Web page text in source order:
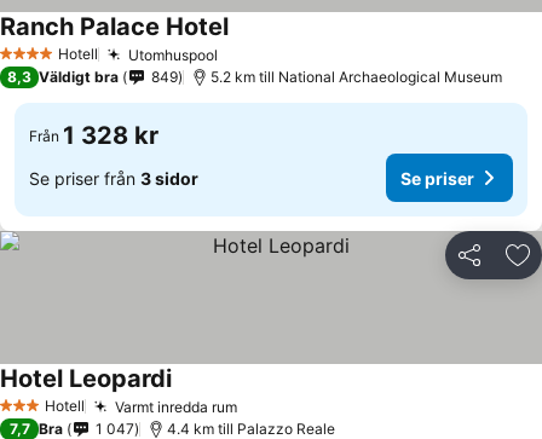
4 StjärnorHotell Utomhuspool
Ranch Palace HotelSe priser
8,3 Väldigt bra 849 5.2 km till National Archaeological Museum
Från 1 328 kr
Se priser från 3 sidor Se priser
Dela
3 StjärnorHotell Varmt inredda rumSe priser
Hotel LeopardiSe priser
7,7 Bra 1 047 4.4 km till Palazzo Reale